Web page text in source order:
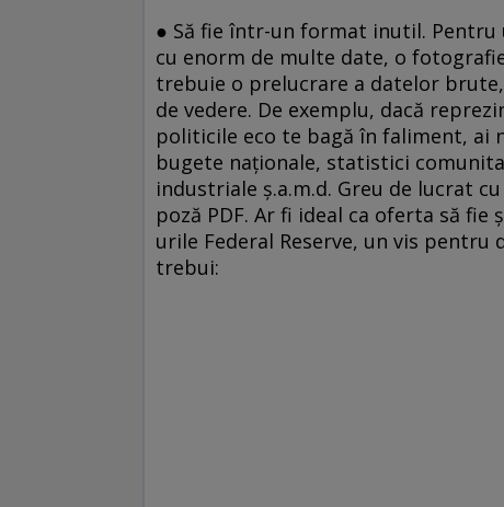
● Să fie într-un format inutil. Pentru
cu enorm de multe date, o
trebuie o prelucrare a datelor
de vedere. De exemplu, dacă
politicile eco te bagă în faliment, ai
bugete naţionale, statistici
industriale ş.a.m.d. Greu de lucrat
poză PDF. Ar fi ideal ca oferta să
urile Federal Reserve, un vis
trebui: